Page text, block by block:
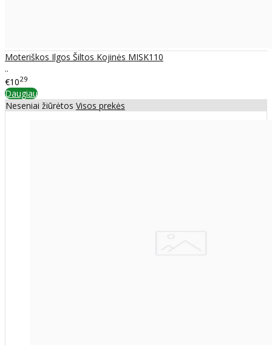
Moteriškos Ilgos Šiltos Kojinės MISK110
..
€1029
Daugiau
Neseniai žiūrėtos Visos prekės